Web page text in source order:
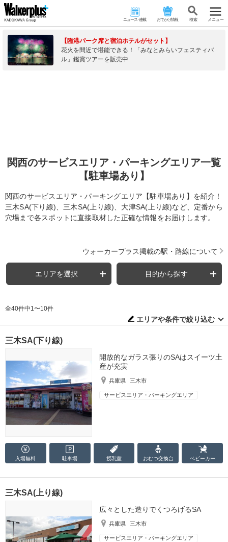
ニュース･連載 おでかけ情報 検 索 メニュー
【臨港パーク席と宿泊ホテルがセット】
花火を間近で堪能できる！「みなとみらいフェスティバ
ル」鑑賞ツアーを販売中
関西のサービスエリア・パーキングエリア一覧
【駐車場あり】
関西のサービスエリア・パーキングエリア【駐車場あり】を紹介！
三木SA(下り線)、三木SA(上り線)、大津SA(上り線)など、定番から
穴場まで各スポットに直接取材した正確な情報をお届けします。
ウォーカープラス掲載の駅・路線について
エリアを選択 目的から探す
全40件中1〜10件
エリアや条件で絞り込む
三木SA(下り線)
開放的なガラス張りのSAはスイーツ土
産が充実
兵庫県 三木市
サービスエリア・パーキングエリア
入場無料 駐車場 授乳室 おむつ交換台 ベビーカー
三木SA(上り線)
広々とした造りでくつろげるSA
兵庫県 三木市
サービスエリア・パーキングエリア